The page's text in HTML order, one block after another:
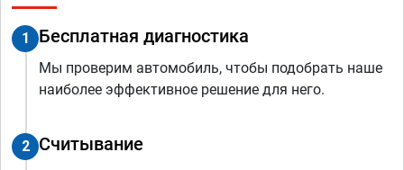
1 Бесплатная диагностика
Мы проверим автомобиль, чтобы подобрать наше
наиболее эффективное решение для него.
2 Считывание